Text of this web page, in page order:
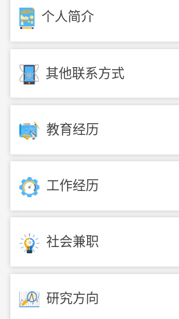
个人简介
其他联系方式
教育经历
工作经历
社会兼职
研究方向